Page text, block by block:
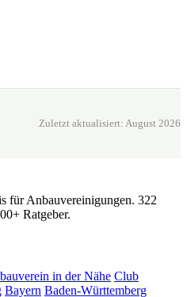
Zuletzt aktualisiert: August 2026
für Anbauvereinigungen. 322
Ratgeber.
in der Nähe Club
Bayern Baden-Württemberg